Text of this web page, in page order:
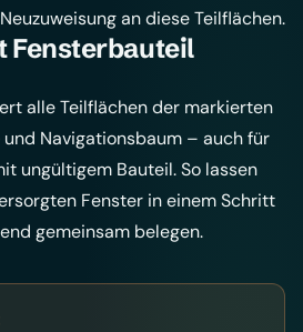
an diese Teilflächen.
Fensterbauteil
alle Teilflächen der markierten
und Navigationsbaum – auch für
ungültigem Bauteil. So lassen
Fenster in einem Schritt
gemeinsam belegen.